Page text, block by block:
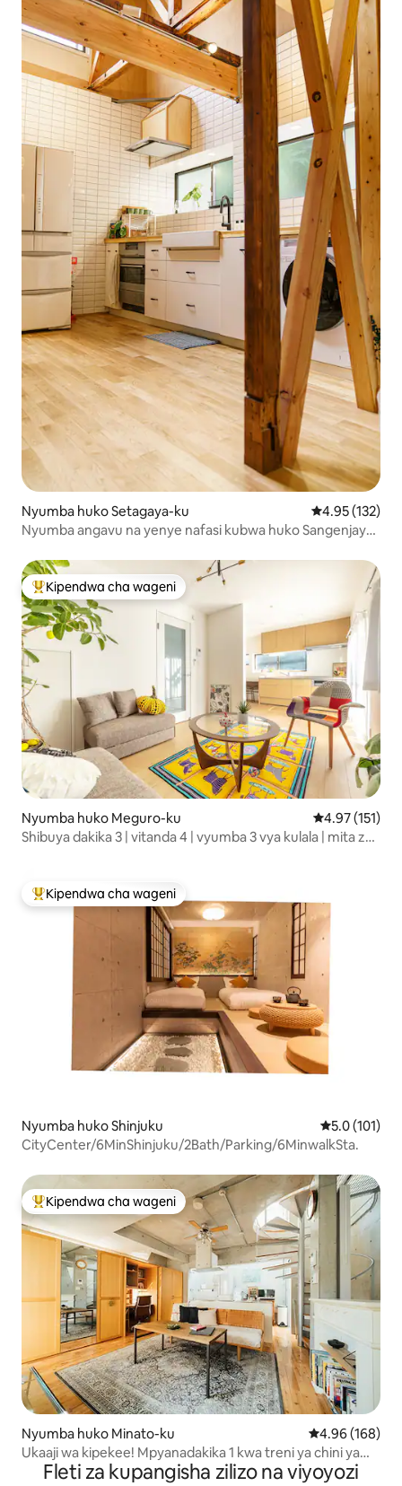
Nyumba huko Setagaya-ku Ukadiriaji wa
4.95 (132)
Nyumba angavu na yenye nafasi kubwa huko Sangenjaya,
Kipendwa maarufu cha wageni
Kipendwa cha wageni
Nyumba huko Meguro-ku Ukadiriaji wa
4.97 (151)
Shibuya dakika 3 | vitanda 4 | vyumba 3 vya kulala | mita za
Kipendwa maarufu cha wageni
Kipendwa cha wageni
Nyumba huko Shinjuku Ukadiriaji wa
5.0 (101)
CityCenter/6MinShinjuku/2Bath/Parking/6MinwalkSta.
Kipendwa maarufu cha wageni
Kipendwa cha wageni
Nyumba huko Minato-ku Ukadiriaji wa
4.96 (168)
Ukaaji wa kipekee! Mpyanadakika 1 kwa treni ya chini ya
ardhiFleti za kupangisha zilizo na viyoyozi